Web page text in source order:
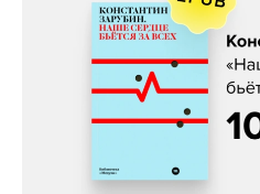
Константин